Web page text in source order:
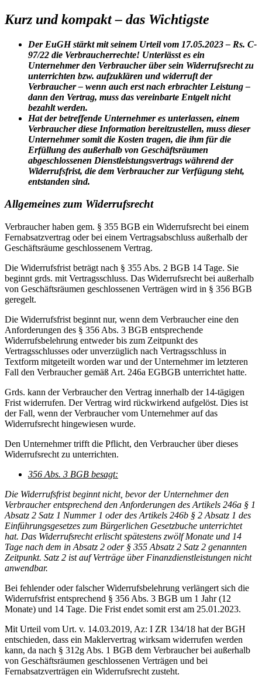
Kurz und kompakt – das Wichtigste
Der EuGH stärkt mit seinem Urteil vom 17.05.2023 – Rs. C-
97/22 die Verbraucherrechte! Unterlässt es ein
Unternehmer den Verbraucher über sein Widerrufsrecht zu
unterrichten bzw. aufzuklären und widerruft der
Verbraucher – wenn auch erst nach erbrachter Leistung –
dann den Vertrag, muss das vereinbarte Entgelt nicht
bezahlt werden.
Hat der betreffende Unternehmer es unterlassen, einem
Verbraucher diese Information bereitzustellen, muss dieser
Unternehmer somit die Kosten tragen, die ihm für die
Erfüllung des außerhalb von Geschäftsräumen
abgeschlossenen Dienstleistungsvertrags während der
Widerrufsfrist, die dem Verbraucher zur Verfügung steht,
entstanden sind.
Allgemeines zum Widerrufsrecht
Verbraucher haben gem. § 355 BGB ein Widerrufsrecht bei einem
Fernabsatzvertrag oder bei einem Vertragsabschluss außerhalb der
Geschäftsräume geschlossenem Vertrag.
Die Widerrufsfrist beträgt nach § 355 Abs. 2 BGB 14 Tage. Sie
beginnt grds. mit Vertragsschluss. Das Widerrufsrecht bei außerhalb
von Geschäftsräumen geschlossenen Verträgen wird in § 356 BGB
geregelt.
Die Widerrufsfrist beginnt nur, wenn dem Verbraucher eine den
Anforderungen des § 356 Abs. 3 BGB entsprechende
Widerrufsbelehrung entweder bis zum Zeitpunkt des
Vertragsschlusses oder unverzüglich nach Vertragsschluss in
Textform mitgeteilt worden war und der Unternehmer im letzteren
Fall den Verbraucher gemäß Art. 246a EGBGB unterrichtet hatte.
Grds. kann der Verbraucher den Vertrag innerhalb der 14-tägigen
Frist widerrufen. Der Vertrag wird rückwirkend aufgelöst. Dies ist
der Fall, wenn der Verbraucher vom Unternehmer auf das
Widerrufsrecht hingewiesen wurde.
Den Unternehmer trifft die Pflicht, den Verbraucher über dieses
Widerrufsrecht zu unterrichten.
356 Abs. 3 BGB besagt:
Die Widerrufsfrist beginnt nicht, bevor der Unternehmer den
Verbraucher entsprechend den Anforderungen des Artikels 246a § 1
Absatz 2 Satz 1 Nummer 1 oder des Artikels 246b § 2 Absatz 1 des
Einführungsgesetzes zum Bürgerlichen Gesetzbuche unterrichtet
hat. Das Widerrufsrecht erlischt spätestens zwölf Monate und 14
Tage nach dem in Absatz 2 oder § 355 Absatz 2 Satz 2 genannten
Zeitpunkt. Satz 2 ist auf Verträge über Finanzdienstleistungen nicht
anwendbar.
Bei fehlender oder falscher Widerrufsbelehrung verlängert sich die
Widerrufsfrist entsprechend § 356 Abs. 3 BGB um 1 Jahr (12
Monate) und 14 Tage. Die Frist endet somit erst am 25.01.2023.
Mit Urteil vom Urt. v. 14.03.2019, Az: I ZR 134/18 hat der BGH
entschieden, dass ein Maklervertrag wirksam widerrufen werden
kann, da nach § 312g Abs. 1 BGB dem Verbraucher bei außerhalb
von Geschäftsräumen geschlossenen Verträgen und bei
Fernabsatzverträgen ein Widerrufsrecht zusteht.